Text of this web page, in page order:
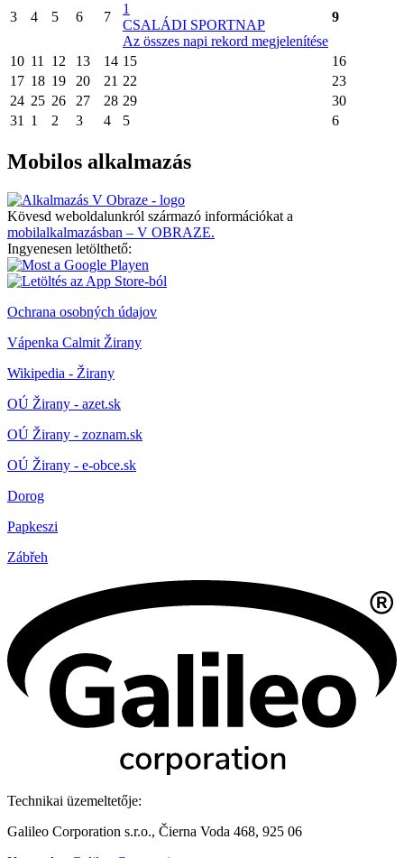
3 4 5 6 7
1
CSALÁDI SPORTNAP
Az összes napi rekord megjelenítése
9
10 11 12 13 14 15
16
17 18 19 20 21 22
23
24 25 26 27 28 29
30
31
1 2 3 4 5 6
Mobilos alkalmazás
Kövesd weboldalunkról származó információkat a
mobilalkalmazásban – V OBRAZE.
Ingyenesen letölthető:
Ochrana osobných údajov
Vápenka Calmit Žirany
Wikipedia - Žirany
OÚ Žirany - azet.sk
OÚ Žirany - zoznam.sk
OÚ Žirany - e-obce.sk
Dorog
Papkeszi
Zábřeh
Technikai üzemeltetője:
Galileo Corporation s.r.o., Čierna Voda 468, 925 06